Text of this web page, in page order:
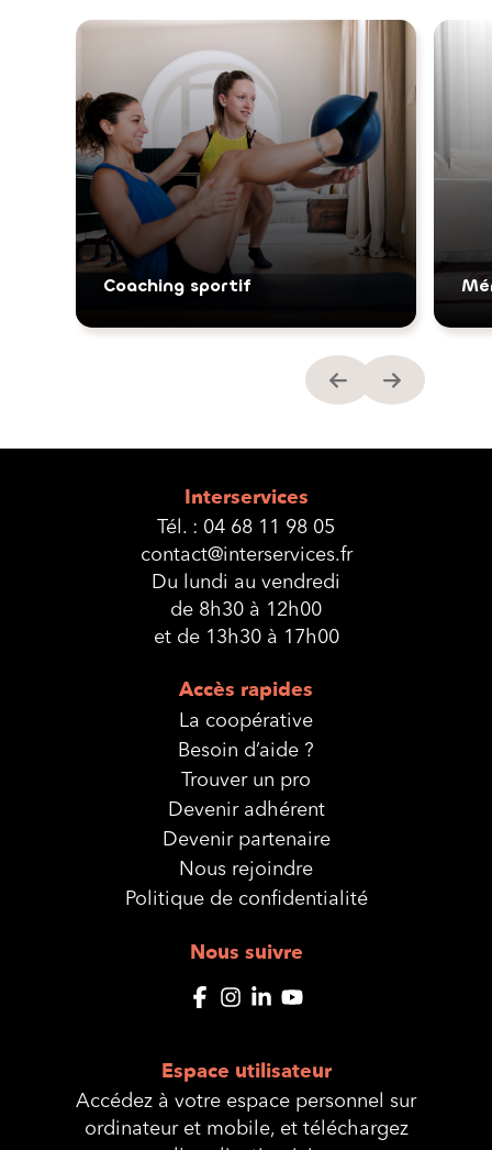
Coaching sportif
Interservices
Tél. : 04 68 11 98 05
contact@interservices.fr
Du lundi au vendredi
de 8h30 à 12h00
et de 13h30 à 17h00
Accès rapides
La coopérative
Besoin d’aide ?
Trouver un pro
Devenir adhérent
Devenir partenaire
Nous rejoindre
Politique de confidentialité
Nous suivre
Espace utilisateur
Accédez à votre espace personnel sur
ordinateur et mobile, et téléchargez